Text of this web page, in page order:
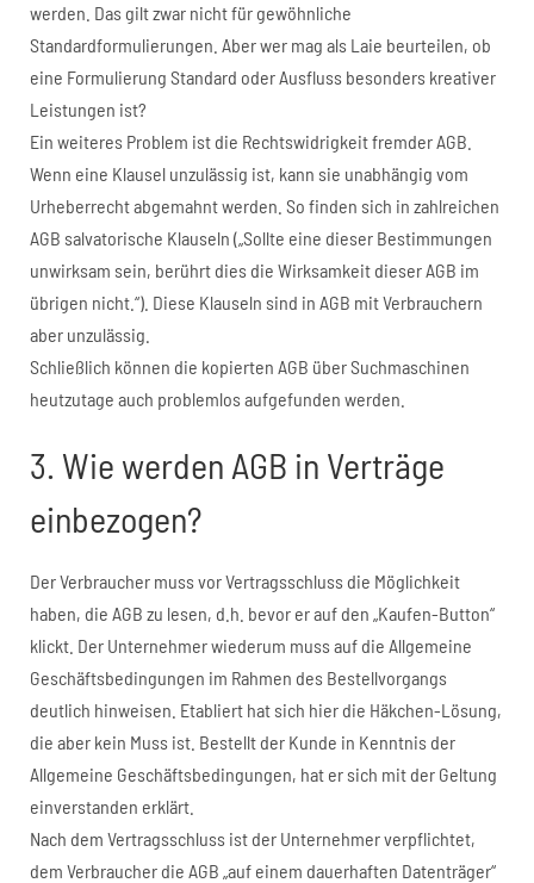
werden. Das gilt zwar nicht für gewöhnliche
Standardformulierungen. Aber wer mag als Laie beurteilen, ob
eine Formulierung Standard oder Ausfluss besonders kreativer
Leistungen ist?
Ein weiteres Problem ist die Rechtswidrigkeit fremder AGB.
Wenn eine Klausel unzulässig ist, kann sie unabhängig vom
Urheberrecht abgemahnt werden. So finden sich in zahlreichen
AGB salvatorische Klauseln („Sollte eine dieser Bestimmungen
unwirksam sein, berührt dies die Wirksamkeit dieser AGB im
übrigen nicht.“). Diese Klauseln sind in AGB mit Verbrauchern
aber unzulässig.
Schließlich können die kopierten AGB über Suchmaschinen
heutzutage auch problemlos aufgefunden werden.
3. Wie werden AGB in Verträge
einbezogen?
Der Verbraucher muss vor Vertragsschluss die Möglichkeit
haben, die AGB zu lesen, d.h. bevor er auf den „Kaufen-Button“
klickt. Der Unternehmer wiederum muss auf die Allgemeine
Geschäftsbedingungen im Rahmen des Bestellvorgangs
deutlich hinweisen. Etabliert hat sich hier die Häkchen-Lösung,
die aber kein Muss ist. Bestellt der Kunde in Kenntnis der
Allgemeine Geschäftsbedingungen, hat er sich mit der Geltung
einverstanden erklärt.
Nach dem Vertragsschluss ist der Unternehmer verpflichtet,
dem Verbraucher die AGB „auf einem dauerhaften Datenträger“